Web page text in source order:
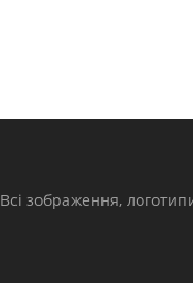
Всі зображення,